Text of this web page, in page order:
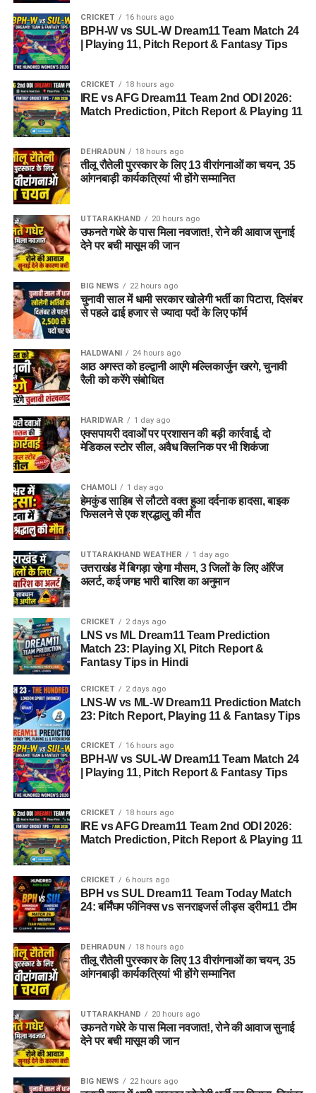
का दायित्व
मंत्री ने बताया कि इसी अवसर पर राज्य स्तरीय आंगनबाड़ी कार्यकर्ती
पुरस्कार भी प्रदान किए जाएंगे। उन्होंने कहा कि आंगनबाड़ी कार्यकर्तियां
जागरूकता जैसे महत्वपूर्ण कार्यों में सरकार की सबसे मजबूत कड़ी हैं। उनके
समर्पण और उत्कृष्ट सेवाओं का सम्मान करना सरकार का दायित्व है।
CRICKET 16 hours ago
BPH-W vs SUL-W Dream11 Team Match 24
| Playing 11, Pitch Report & Fantasy Tips
CRICKET 18 hours ago
IRE vs AFG Dream11 Team 2nd ODI 2026:
Match Prediction, Pitch Report & Playing 11
DEHRADUN 18 hours ago
तीलू रौतेली पुरस्कार के लिए 13 वीरांगनाओं का चयन, 35
आंगनबाड़ी कार्यकत्रियां भी होंगे सम्मानित
UTTARAKHAND 20 hours ago
उफनते गधेरे के पास मिला नवजात!, रोने की आवाज सुनाई
देने पर बची मासूम की जान
BIG NEWS 22 hours ago
चुनावी साल में धामी सरकार खोलेगी भर्ती का पिटारा, दिसंबर
से पहले ढाई हजार से ज्यादा पदों के लिए फॉर्म
HALDWANI 24 hours ago
आठ अगस्त को हल्द्वानी आएंगे मल्लिकार्जुन खरगे, चुनावी
रैली को करेंगे संबोधित
HARIDWAR 1 day ago
एक्सपायरी दवाओं पर प्रशासन की बड़ी कार्रवाई, दो
मेडिकल स्टोर सील, अवैध क्लिनिक पर भी शिकंजा
CHAMOLI 1 day ago
हेमकुंड साहिब से लौटते वक्त हुआ दर्दनाक हादसा, बाइक
फिसलने से एक श्रद्धालु की मौत
UTTARAKHAND WEATHER 1 day ago
उत्तराखंड में बिगड़ा रहेगा मौसम, 3 जिलों के लिए ऑरेंज
अलर्ट, कई जगह भारी बारिश का अनुमान
CRICKET 2 days ago
LNS vs ML Dream11 Team Prediction
Match 23: Playing XI, Pitch Report &
Fantasy Tips in Hindi
CRICKET 2 days ago
LNS-W vs ML-W Dream11 Prediction Match
23: Pitch Report, Playing 11 & Fantasy Tips
CRICKET 16 hours ago
BPH-W vs SUL-W Dream11 Team Match 24
| Playing 11, Pitch Report & Fantasy Tips
CRICKET 18 hours ago
IRE vs AFG Dream11 Team 2nd ODI 2026:
Match Prediction, Pitch Report & Playing 11
CRICKET 6 hours ago
BPH vs SUL Dream11 Team Today Match
24: बर्मिंघम फीनिक्स vs सनराइजर्स लीड्स ड्रीम11 टीम
DEHRADUN 18 hours ago
तीलू रौतेली पुरस्कार के लिए 13 वीरांगनाओं का चयन, 35
आंगनबाड़ी कार्यकत्रियां भी होंगे सम्मानित
UTTARAKHAND 20 hours ago
उफनते गधेरे के पास मिला नवजात!, रोने की आवाज सुनाई
देने पर बची मासूम की जान
BIG NEWS 22 hours ago